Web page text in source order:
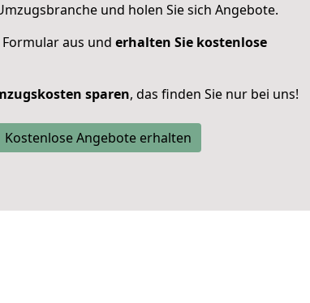
und holen Sie sich Angebote.
aus und erhalten Sie kostenlose
sparen, das finden Sie nur bei uns!
Kostenlose Angebote erhalten